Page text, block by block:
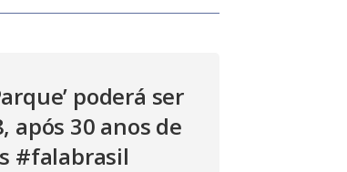
poderá ser
após 30 anos de
#falabrasil